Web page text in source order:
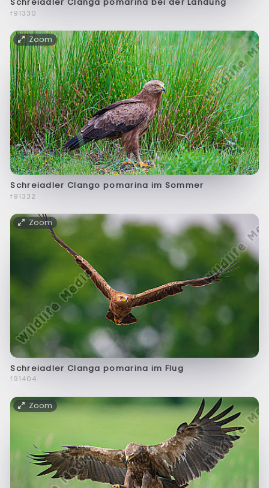
f91330
Zoom
Schreiadler Clango pomarina im Sommer
f91332
Zoom
Schreiadler Clanga pomarina im Flug
f91404
Zoom